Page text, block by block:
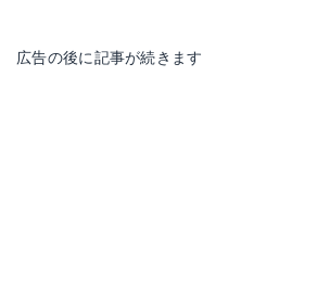
広告の後に記事が続きます